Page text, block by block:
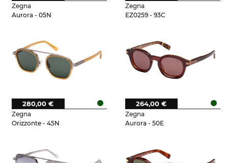
Zegna
Aurora - 05N
Zegna
EZ0259 - 93C
Zegna
Orizzonte - 45N
280,00 €
Zegna
Aurora - 50E
264,00 €